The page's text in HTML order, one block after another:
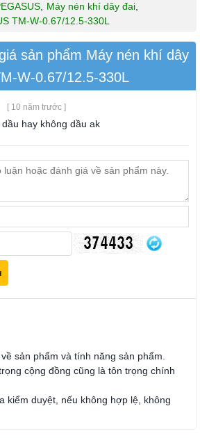
, Máy nén khí dây đai,
TM-W-0.67/12.5-330L
sản phẩm Máy nén khí dây
W-0.67/12.5-330L
[ 10 năm trước ]
hay không dầu ak
sản phẩm và tính năng sản phẩm.
cộng đồng cũng là tôn trọng chính
kiểm duyệt, nếu không hợp lệ, không